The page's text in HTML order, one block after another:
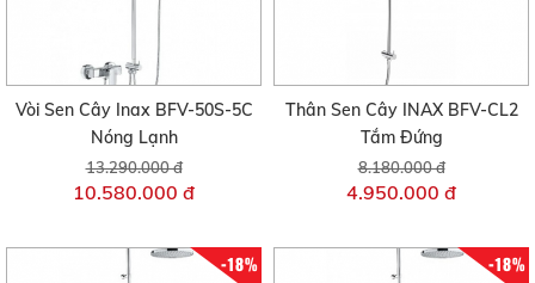
Vòi Sen Cây Inax BFV-50S-5C
Nóng Lạnh
13.290.000 đ
10.580.000 đ
Thân Sen Cây INAX BFV-CL2
Tắm Đứng
8.180.000 đ
4.950.000 đ
-18% -18%